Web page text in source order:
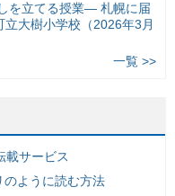
を立てる授業— 札幌に届
立大樹小学校（2026年3月
一覧 >>
載サービス
のように読む方法